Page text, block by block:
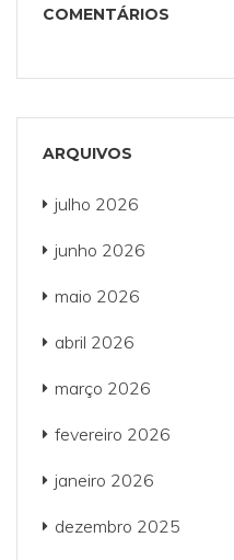
COMENTÁRIOS
ARQUIVOS
julho 2026
junho 2026
maio 2026
abril 2026
março 2026
fevereiro 2026
janeiro 2026
dezembro 2025